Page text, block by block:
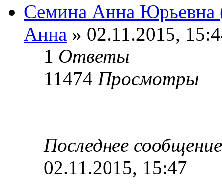
Семина Анна Юрьевна
Анна » 02.11.2015,
1 Ответы
11474 Просмотры
Последнее
02.11.2015, 15:47